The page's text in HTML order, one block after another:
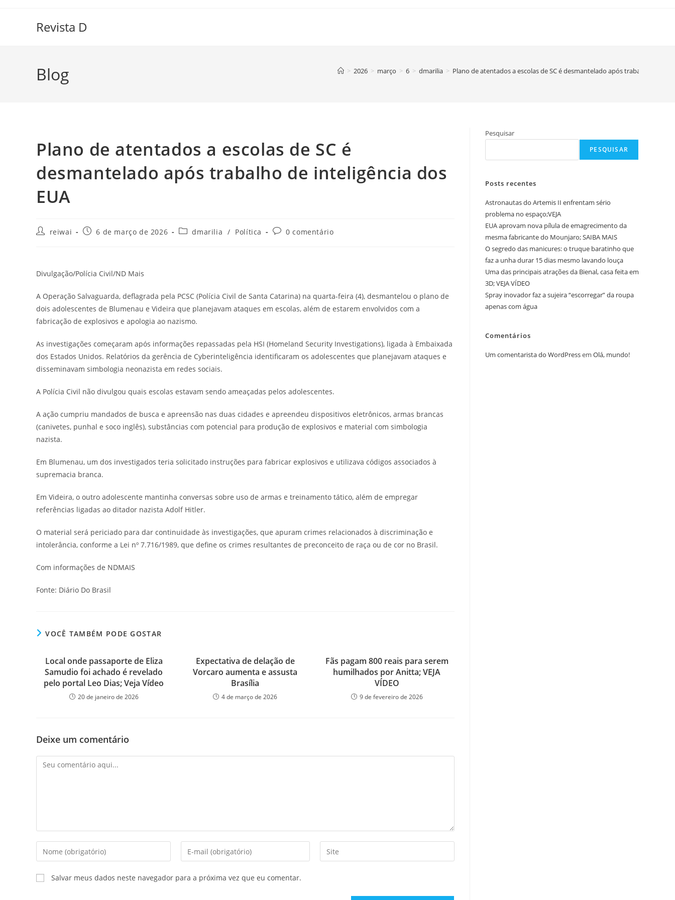
Revista D
Blog > 2026 > março > 6 > dmarilia > Plano de atentados a escolas de SC é desmantelado após trabalho de
Plano de atentados a escolas de SC é
desmantelado após trabalho de inteligência dos
EUA
Autorreiwai
Post6 de março de 2026
Categoria
dmarilia / Política
Comentários
0 comentário
Divulgação/Polícia Civil/ND Mais
A Operação Salvaguarda, deflagrada pela PCSC (Polícia Civil de Santa Catarina) na quarta-feira (4), desmantelou o plano de
dois adolescentes de Blumenau e Videira que planejavam ataques em escolas, além de estarem envolvidos com a
fabricação de explosivos e apologia ao nazismo.
As investigações começaram após informações repassadas pela HSI (Homeland Security Investigations), ligada à Embaixada
dos Estados Unidos. Relatórios da gerência de Cyberinteligência identificaram os adolescentes que planejavam ataques e
disseminavam simbologia neonazista em redes sociais.
A Polícia Civil não divulgou quais escolas estavam sendo ameaçadas pelos adolescentes.
A ação cumpriu mandados de busca e apreensão nas duas cidades e apreendeu dispositivos eletrônicos, armas brancas
(canivetes, punhal e soco inglês), substâncias com potencial para produção de explosivos e material com simbologia
nazista.
Em Blumenau, um dos investigados teria solicitado instruções para fabricar explosivos e utilizava códigos associados à
supremacia branca.
Em Videira, o outro adolescente mantinha conversas sobre uso de armas e treinamento tático, além de empregar
referências ligadas ao ditador nazista Adolf Hitler.
O material será periciado para dar continuidade às investigações, que apuram crimes relacionados à discriminação e
intolerância, conforme a Lei nº 7.716/1989, que define os crimes resultantes de preconceito de raça ou de cor no Brasil.
Com informações de NDMAIS
Fonte: Diário Do Brasil
VOCÊ TAMBÉM PODE GOSTAR
Local onde passaporte de Eliza
Samudio foi achado é revelado
pelo portal Leo Dias; Veja Vídeo
20 de janeiro de 2026
Expectativa de delação de
Vorcaro aumenta e assusta
Brasília
4 de março de 2026
Fãs pagam 800 reais para serem
humilhados por Anitta; VEJA
VÍDEO
9 de fevereiro de 2026
Deixe um comentário
Comentário
Digite
seu
nome
ou
Digite
seu
Digite
o
Salvar meus dados neste navegador para a próxima vez que eu comentar.
Pesquisar
PESQUISAR
Posts recentes
Astronautas do Artemis II enfrentam sério
problema no espaço;VEJA
EUA aprovam nova pílula de emagrecimento da
mesma fabricante do Mounjaro; SAIBA MAIS
O segredo das manicures: o truque baratinho que
faz a unha durar 15 dias mesmo lavando louça
Uma das principais atrações da Bienal, casa feita em
3D; VEJA VÍDEO
Spray inovador faz a sujeira “escorregar” da roupa
apenas com água
Comentários
Um comentarista do WordPressem Olá, mundo!